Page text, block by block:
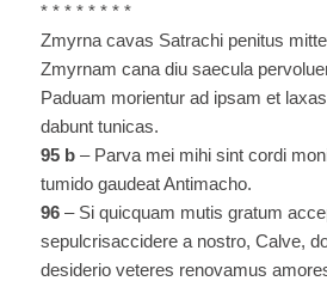
* * * * * * * *
Zmyrna cavas Satrachi penitus
Zmyrnam cana diu saecula
Paduam morientur ad ipsam et
dabunt tunicas.
95 b– Parva mei mihi sint cordi
tumido gaudeat Antimacho.
96– Si quicquam mutis gratum
sepulcrisaccidere a nostro, Calve,
desiderio veteres renovamus